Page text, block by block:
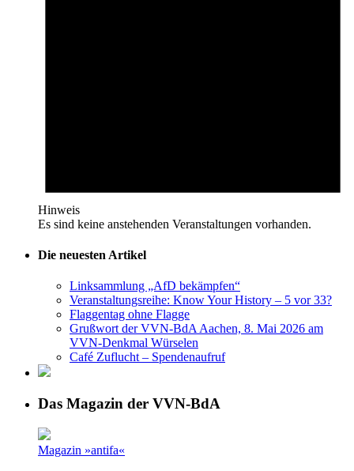
Hinweis
Es sind keine anstehenden Veranstaltungen vorhanden.
Die neuesten Artikel
Linksammlung „AfD bekämpfen“
Veranstaltungsreihe: Know Your History – 5 vor 33?
Flaggentag ohne Flagge
Grußwort der VVN-BdA Aachen, 8. Mai 2026 am
VVN-Denkmal Würselen
Café Zuflucht – Spendenaufruf
Das Magazin der VVN-BdA
Magazin »antifa«